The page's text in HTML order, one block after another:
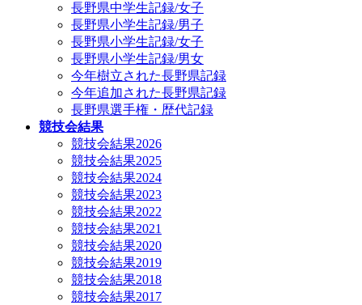
長野県中学生記録/女子
長野県小学生記録/男子
長野県小学生記録/女子
長野県小学生記録/男女
今年樹立された長野県記録
今年追加された長野県記録
長野県選手権・歴代記録
競技会結果
競技会結果2026
競技会結果2025
競技会結果2024
競技会結果2023
競技会結果2022
競技会結果2021
競技会結果2020
競技会結果2019
競技会結果2018
競技会結果2017